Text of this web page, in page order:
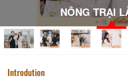
NÔNG TRẠI
Introdution